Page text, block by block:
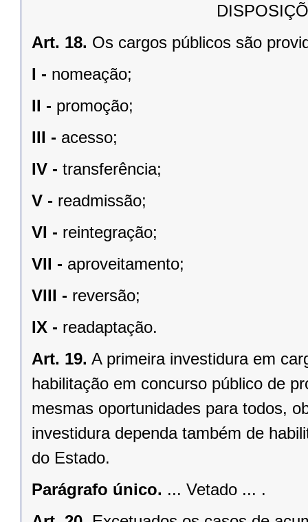
Art. 18. Os cargos públicos são
I - nomeação;
II - promoção;
III - acesso;
IV - transferência;
V - readmissão;
VI - reintegração;
VII - aproveitamento;
VIII - reversão;
IX - readaptação.
Art. 19. A primeira investidura em
habilitação em concurso público de
mesmas oportunidades para todos,
investidura dependa também de
do Estado.
Parágrafo único. ... Vetado ... .